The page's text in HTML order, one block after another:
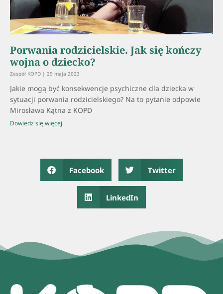
Porwania rodzicielskie. Jak się kończy
wojna o dziecko?
Zespół KOPD 29 maja 2023
Jakie mogą być konsekwencje psychiczne dla dziecka w
sytuacji porwania rodzicielskiego? Na to pytanie odpowie
Mirosława Kątna z KOPD
Dowiedz się więcej
Facebook Twitter
LinkedIn